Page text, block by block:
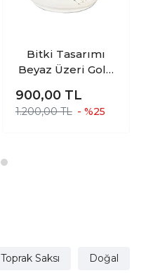
Bitki Tasarımı
Beyaz Üzeri Gold
Toprak Saksı
Saksılık Salon
900,00 TL
1.200,00 TL - %25
Toprak Saksı Doğal